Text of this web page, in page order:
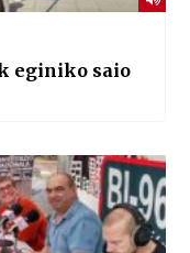
eginiko saio